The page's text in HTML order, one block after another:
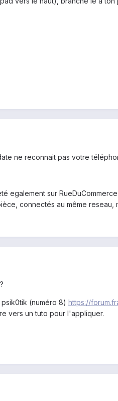
ne reconnait pas votre
egalement sur
connectés au même
(numéro 8) https://
vers un tuto pour l'appliquer.